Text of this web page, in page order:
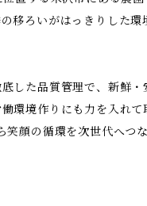
移ろいがはっきりした
した品質管理で、新鮮
環境作りにも力を入れて
顔の循環を次世代へつ